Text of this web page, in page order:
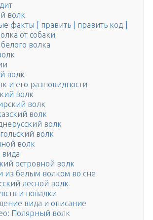
волк
факты [ править | править код ]
от собаки
волка
волк
и его разновидности
волк
волк
волк
волк
волк
волк
островной волк
из белым волком во сне
лесной волк
и повадки
вида и описание
Полярный волк